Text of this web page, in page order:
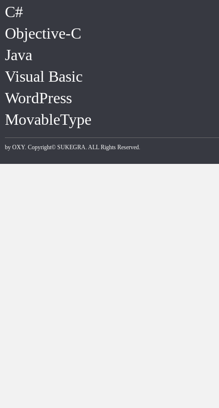
C#
Objective-C
Java
Visual Basic
WordPress
MovableType
by OXY. Copyright© SUKEGRA . ALL Rights Reserved.